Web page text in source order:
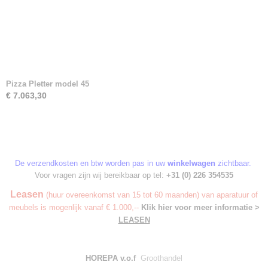
Pizza Pletter model 45
€ 7.063,30
De verzendkosten en btw worden pas in uw winkelwagen zichtbaar.
Voor vragen zijn wij bereikbaar op tel: +31 (0) 226 354535
Leasen (huur overeenkomst van 15 tot 60 maanden) van aparatuur of
meubels is mogenlijk vanaf € 1.000,-- Klik hier voor meer informatie >
LEASEN
HOREPA v.o.f Groothandel